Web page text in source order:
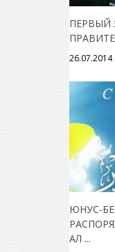
ПЕРВЫЙ
26.07.2014
ЮНУС-
АЛ ...